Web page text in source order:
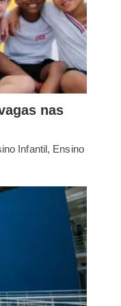
nas
Infantil, Ensino